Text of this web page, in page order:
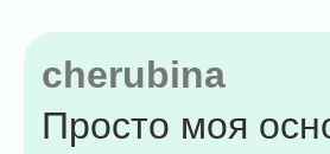
cherubina
Просто моя